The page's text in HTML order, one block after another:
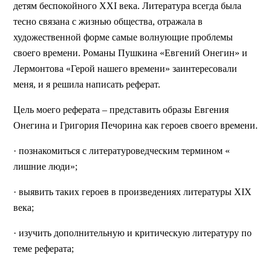
детям беспокойного XXI века. Литература всегда была
тесно связана с жизнью общества, отражала в
художественной форме самые волнующие проблемы
своего времени. Романы Пушкина «Евгений Онегин» и
Лермонтова «Герой нашего времени» заинтересовали
меня, и я решила написать реферат.
Цель моего реферата – представить образы Евгения
Онегина и Григория Печорина как героев своего времени.
· познакомиться с литературоведческим термином «
лишние люди»;
· выявить таких героев в произведениях литературы XIX
века;
· изучить дополнительную и критическую литературу по
теме реферата;